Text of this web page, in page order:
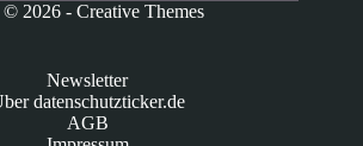
© 2026 -Creative Themes
Newsletter
datenschutzticker.de
AGB